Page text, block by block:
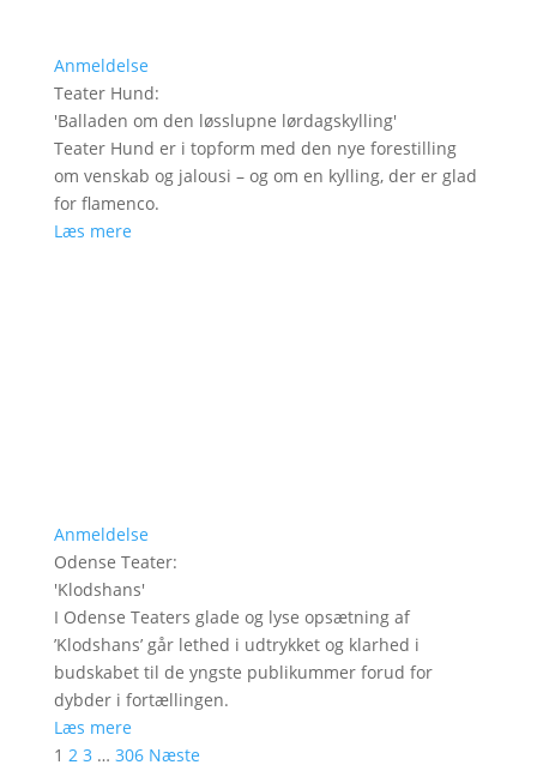
Anmeldelse
Teater Hund:
'Balladen om den løsslupne lørdagskylling'
Teater Hund er i topform med den nye forestilling
om venskab og jalousi – og om en kylling, der er glad
for flamenco.
Læs mere
Anmeldelse
Odense Teater:
'Klodshans'
I Odense Teaters glade og lyse opsætning af
’Klodshans’ går lethed i udtrykket og klarhed i
budskabet til de yngste publikummer forud for
dybder i fortællingen.
Læs mere
1 2 3 … 306 Næste